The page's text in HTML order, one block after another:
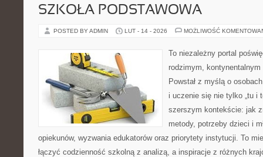
SZKOŁA PODSTAWOWA
POSTED BY ADMIN LUT - 14 - 2026 MOŻLIWOŚĆ
To niezależny portal
rodzimym,
Powstał z myślą o
i uczenie się nie tylko „tu i
szerszym kontekście: jak
metody, potrzeby dzieci i
opiekunów, wyzwania edukatorów oraz priorytety instytucji. To
łączyć codzienność szkolną z analizą, a inspiracje z różnych